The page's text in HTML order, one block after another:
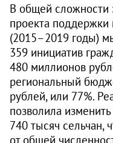
В общей сложности
проекта
(2015–2019 годы)
359 инициатив
480 миллионов
региональный
рублей, или 77%.
позволила
740 тысяч сельчан,
от общей